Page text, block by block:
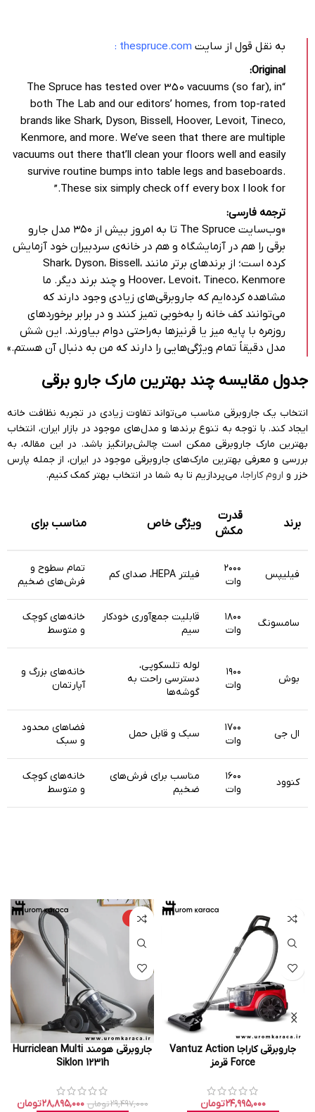
به نقل قول از سایت thespruce.com
:
Original:
“The Spruce has tested over 350 vacuums (so far), in
both The Lab and our editors’ homes, from top-rated
brands like Shark, Dyson, Bissell, Hoover, Levoit, Tineco,
Kenmore, and more. We’ve seen that there are multiple
vacuums out there that’ll clean your floors well and easily
survive routine bumps into table legs and baseboards.
These six simply check off every box I look for.”
ترجمه فارسی:
«وب‌سایت The Spruce تا به امروز بیش از ۳۵۰ مدل جارو
برقی را هم در آزمایشگاه و هم در خانه‌ی سردبیران خود آزمایش
کرده است؛ از برندهای برتر مانند Shark، Dyson، Bissell،
Hoover، Levoit، Tineco، Kenmore و چند برند دیگر. ما
مشاهده کرده‌ایم که جاروبرقی‌های زیادی وجود دارند که
می‌توانند کف خانه را به‌خوبی تمیز کنند و در برابر برخوردهای
روزمره با پایه میز یا قرنیزها به‌راحتی دوام بیاورند. این شش
مدل دقیقاً تمام ویژگی‌هایی را دارند که من به دنبال آن هستم.»
جدول مقایسه چند بهترین مارک جارو برقی
انتخاب یک جاروبرقی مناسب می‌تواند تفاوت زیادی در تجربه نظافت خانه
ایجاد کند. با توجه به تنوع برندها و مدل‌های موجود در بازار ایران، انتخاب
بهترین مارک جاروبرقی ممکن است چالش‌برانگیز باشد. در این مقاله، به
بررسی و معرفی بهترین مارک‌های جاروبرقی موجود در ایران، از جمله پارس
خزر و اروم کاراجا، می‌پردازیم تا به شما در انتخاب بهتر کمک کنیم.
برند
قدرت
مکش
ویژگی خاص مناسب برای
فیلیپس
۲۰۰۰
وات
فیلتر HEPA، صدای کم
تمام سطوح و
فرش‌های ضخیم
سامسونگ
۱۸۰۰
وات
قابلیت جمع‌آوری خودکار
سیم
خانه‌های کوچک
و متوسط
بوش
۱۹۰۰
وات
لوله تلسکوپی،
دسترسی راحت به
گوشه‌ها
خانه‌های بزرگ و
آپارتمان
ال جی
۱۷۰۰
وات
سبک و قابل حمل
فضاهای محدود
و سبک
کنوود
۱۶۰۰
وات
مناسب برای فرش‌های
ضخیم
خانه‌های کوچک
و متوسط
جاروبرقی کاراجا Vantuz Action
Force قرمز
۲۴,۹۹۵,۰۰۰تومان
-۲%
جاروبرقی هومند Hurriclean Multi
Siklon 1231h
۲۹,۴۹۷,۰۰۰تومان ۲۸,۸۹۵,۰۰۰تومان